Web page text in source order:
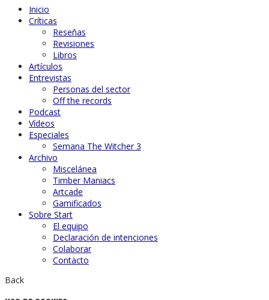
Inicio
Críticas
Reseñas
Revisiones
Libros
Artículos
Entrevistas
Personas del sector
Off the records
Podcast
Vídeos
Especiales
Semana The Witcher 3
Archivo
Miscelánea
Timber Maniacs
Artcade
Gamificados
Sobre Start
El equipo
Declaración de intenciones
Colaborar
Contacto
Back